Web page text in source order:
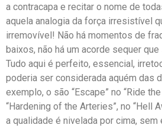
a contracapa e recitar o nome de
aquela analogia da força irresistível
irremovível! Não há momentos de
baixos, não há um acorde sequer
Tudo aqui é perfeito, essencial,
poderia ser considerada aquém das
exemplo, o são “Escape” no “Ride
“Hardening of the Arteries”, no “Hell
a qualidade é nivelada por cima, sem